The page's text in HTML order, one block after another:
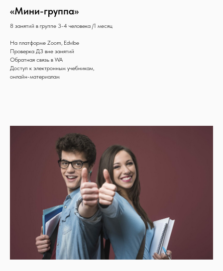
«Мини-группа»
8 занятий в группе 3-4 человека /1 месяц
На платформе Zoom, Edvibe
Проверка ДЗ вне занятий
Обратная связь в WA
Доступ к электронным учебникам,
онлайн-материалам